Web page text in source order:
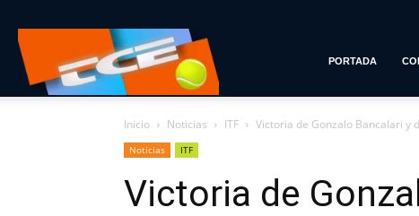
con
Estilo
PORTADA
Inicio Noticias ITF Victoria de Gonzalo Bancalari y
Noticias ITF
Victoria de